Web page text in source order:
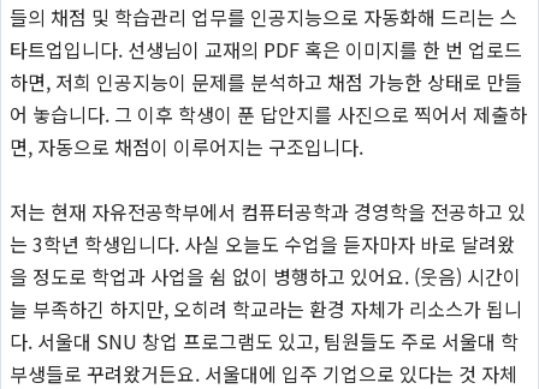
들의 채점 및 학습관리 업무를 인공지능으로 자동화해 드리는 스
타트업입니다. 선생님이 교재의 PDF 혹은 이미지를 한 번 업로드
하면, 저희 인공지능이 문제를 분석하고 채점 가능한 상태로 만들
어 놓습니다. 그 이후 학생이 푼 답안지를 사진으로 찍어서 제출하
면, 자동으로 채점이 이루어지는 구조입니다.
저는 현재 자유전공학부에서 컴퓨터공학과 경영학을 전공하고 있
는 3학년 학생입니다. 사실 오늘도 수업을 듣자마자 바로 달려왔
을 정도로 학업과 사업을 쉼 없이 병행하고 있어요. (웃음) 시간이
늘 부족하긴 하지만, 오히려 학교라는 환경 자체가 리소스가 됩니
다. 서울대 SNU 창업 프로그램도 있고, 팀원들도 주로 서울대 학
부생들로 꾸려왔거든요. 서울대에 입주 기업으로 있다는 것 자체